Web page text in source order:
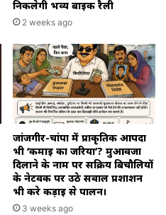
निकलेगी भव्य बाइक रैली
2 weeks ago
जांजगीर-चांपा में प्राकृतिक आपदा
भी ‘कमाई का जरिया’? मुआवजा
दिलाने के नाम पर सक्रिय बिचौलियों
के नेटवर्क पर उठे सवाल प्रशाशन
भी करे कड़ाई से पालन।
3 weeks ago